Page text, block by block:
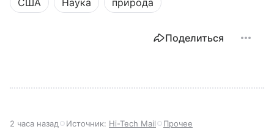
Поделиться
2 часа назад Источник: Hi-Tech Mail Прочее